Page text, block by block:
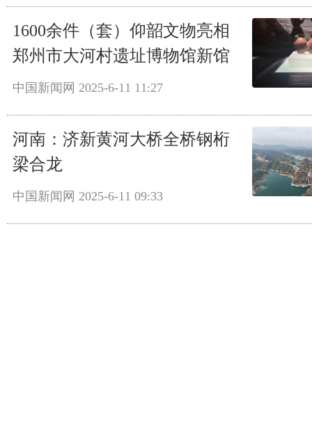
1600余件（套）仰韶文物亮相
郑州市大河村遗址博物馆新馆
中国新闻网 2025-6-11 11:27
河南：济新黄河大桥全桥钢桁
梁合龙
中国新闻网 2025-6-11 09:33